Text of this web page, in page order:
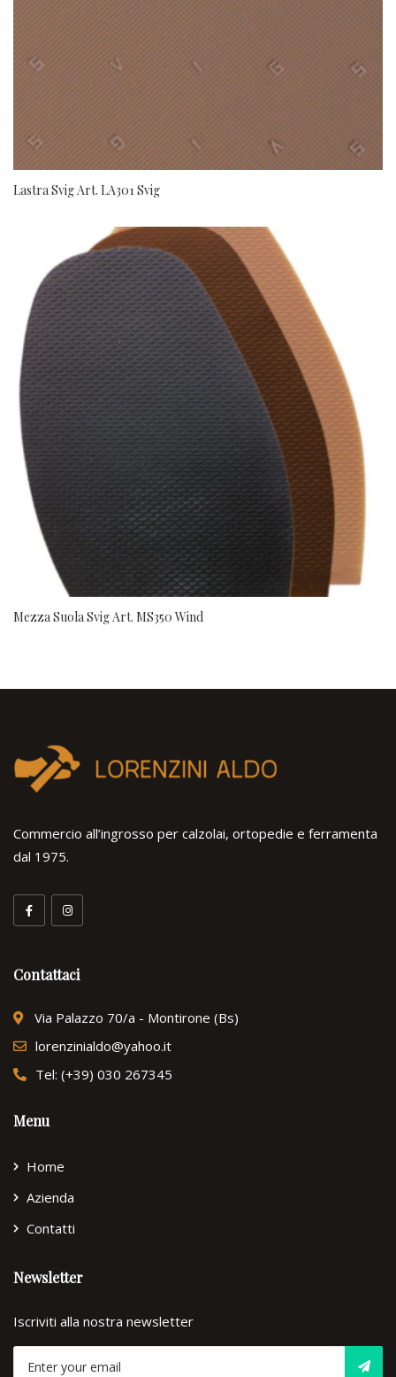
Lastra Svig Art. LA301 Svig
Mezza Suola Svig Art. MS350 Wind
Commercio all’ingrosso per calzolai, ortopedie e ferramenta
dal 1975.
Contattaci
Via Palazzo 70/a - Montirone (Bs)
lorenzinialdo@yahoo.it
Tel: (+39) 030 267345
Menu
Home
Azienda
Contatti
Newsletter
Iscriviti alla nostra newsletter